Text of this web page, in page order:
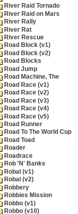
River Raid Tornado
River Raid on Mars
River Rally
River Rat
River Rescue
Road Block (v1)
Road Block (v2)
Road Blocks
Road Jump
Road Machine, The
Road Race (v1)
Road Race (v2)
Road Race (v3)
Road Race (v4)
Road Race (v5)
Road Runner
Road To The World Cup
Road Toad
Roader
Roadrace
Rob 'N' Banks
Robal (v1)
Robal (v2)
Robbery
Robbies Mission
Robbo (v1)
Robbo (v10)